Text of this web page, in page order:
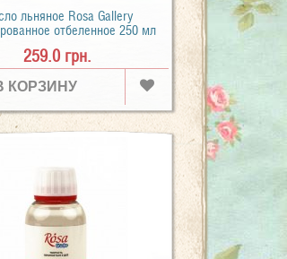
льняное Rosa Gallery
отбеленное 250 мл
259.0 грн.
КОРЗИНУ